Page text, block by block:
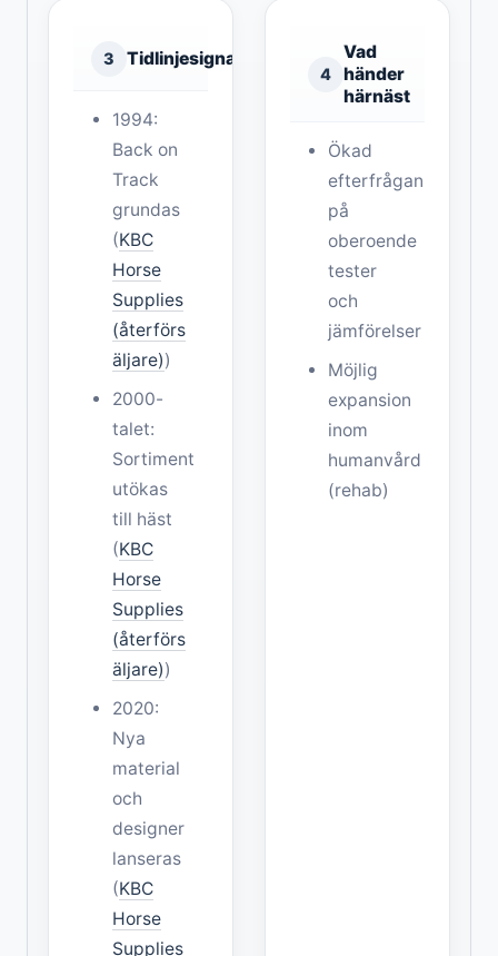
3 Tidlinjesignal
1994:
Back on
Track
grundas
(KBC
Horse
Supplies
(återförs
äljare))
2000-
talet:
Sortiment
utökas
till häst
(KBC
Horse
Supplies
(återförs
äljare))
2020:
Nya
material
och
designer
lanseras
(KBC
Horse
Supplies
4
Vad
händer
härnäst
Ökad
efterfrågan
på
oberoende
tester
och
jämförelser
Möjlig
expansion
inom
humanvård
(rehab)